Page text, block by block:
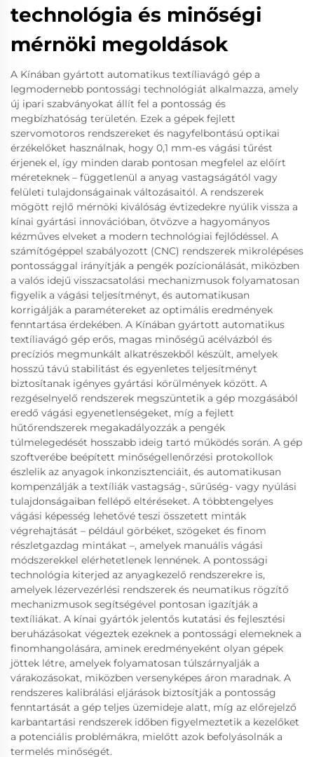
technológia és minőségi
mérnöki megoldások
A Kínában gyártott automatikus textíliavágó gép a
legmodernebb pontossági technológiát alkalmazza, amely
új ipari szabványokat állít fel a pontosság és
megbízhatóság területén. Ezek a gépek fejlett
szervomotoros rendszereket és nagyfelbontású optikai
érzékelőket használnak, hogy 0,1 mm-es vágási tűrést
érjenek el, így minden darab pontosan megfelel az előírt
méreteknek – függetlenül a anyag vastagságától vagy
felületi tulajdonságainak változásaitól. A rendszerek
mögött rejlő mérnöki kiválóság évtizedekre nyúlik vissza a
kínai gyártási innovációban, ötvözve a hagyományos
kézműves elveket a modern technológiai fejlődéssel. A
számítógéppel szabályozott (CNC) rendszerek mikrolépéses
pontossággal irányítják a pengék pozícionálását, miközben
a valós idejű visszacsatolási mechanizmusok folyamatosan
figyelik a vágási teljesítményt, és automatikusan
korrigálják a paramétereket az optimális eredmények
fenntartása érdekében. A Kínában gyártott automatikus
textíliavágó gép erős, magas minőségű acélvázból és
precíziós megmunkált alkatrészekből készült, amelyek
hosszú távú stabilitást és egyenletes teljesítményt
biztosítanak igényes gyártási körülmények között. A
rezgéselnyelő rendszerek megszüntetik a gép mozgásából
eredő vágási egyenetlenségeket, míg a fejlett
hűtőrendszerek megakadályozzák a pengék
túlmelegedését hosszabb ideig tartó működés során. A gép
szoftverébe beépített minőségellenőrzési protokollok
észlelik az anyagok inkonzisztenciáit, és automatikusan
kompenzálják a textíliák vastagság-, sűrűség- vagy nyúlási
tulajdonságaiban fellépő eltéréseket. A többtengelyes
vágási képesség lehetővé teszi összetett minták
végrehajtását – például görbéket, szögeket és finom
részletgazdag mintákat –, amelyek manuális vágási
módszerekkel elérhetetlenek lennének. A pontossági
technológia kiterjed az anyagkezelő rendszerekre is,
amelyek lézervezérlési rendszerek és neumatikus rögzítő
mechanizmusok segítségével pontosan igazítják a
textíliákat. A kínai gyártók jelentős kutatási és fejlesztési
beruházásokat végeztek ezeknek a pontossági elemeknek a
finomhangolására, aminek eredményeként olyan gépek
jöttek létre, amelyek folyamatosan túlszárnyalják a
várakozásokat, miközben versenyképes áron maradnak. A
rendszeres kalibrálási eljárások biztosítják a pontosság
fenntartását a gép teljes üzemideje alatt, míg az előrejelző
karbantartási rendszerek időben figyelmeztetik a kezelőket
a potenciális problémákra, mielőtt azok befolyásolnák a
termelés minőségét.